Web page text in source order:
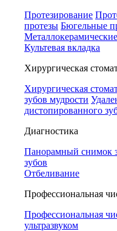
Протезирование
протезы Бюгельные
Культевая вкладка
Хирургическая
Хирургическая
зубов мудрости
дистопированного
Диагностика
Панорамный снимок
зубов
Отбеливание
Профессиональная
Профессиональная
ультразвуком